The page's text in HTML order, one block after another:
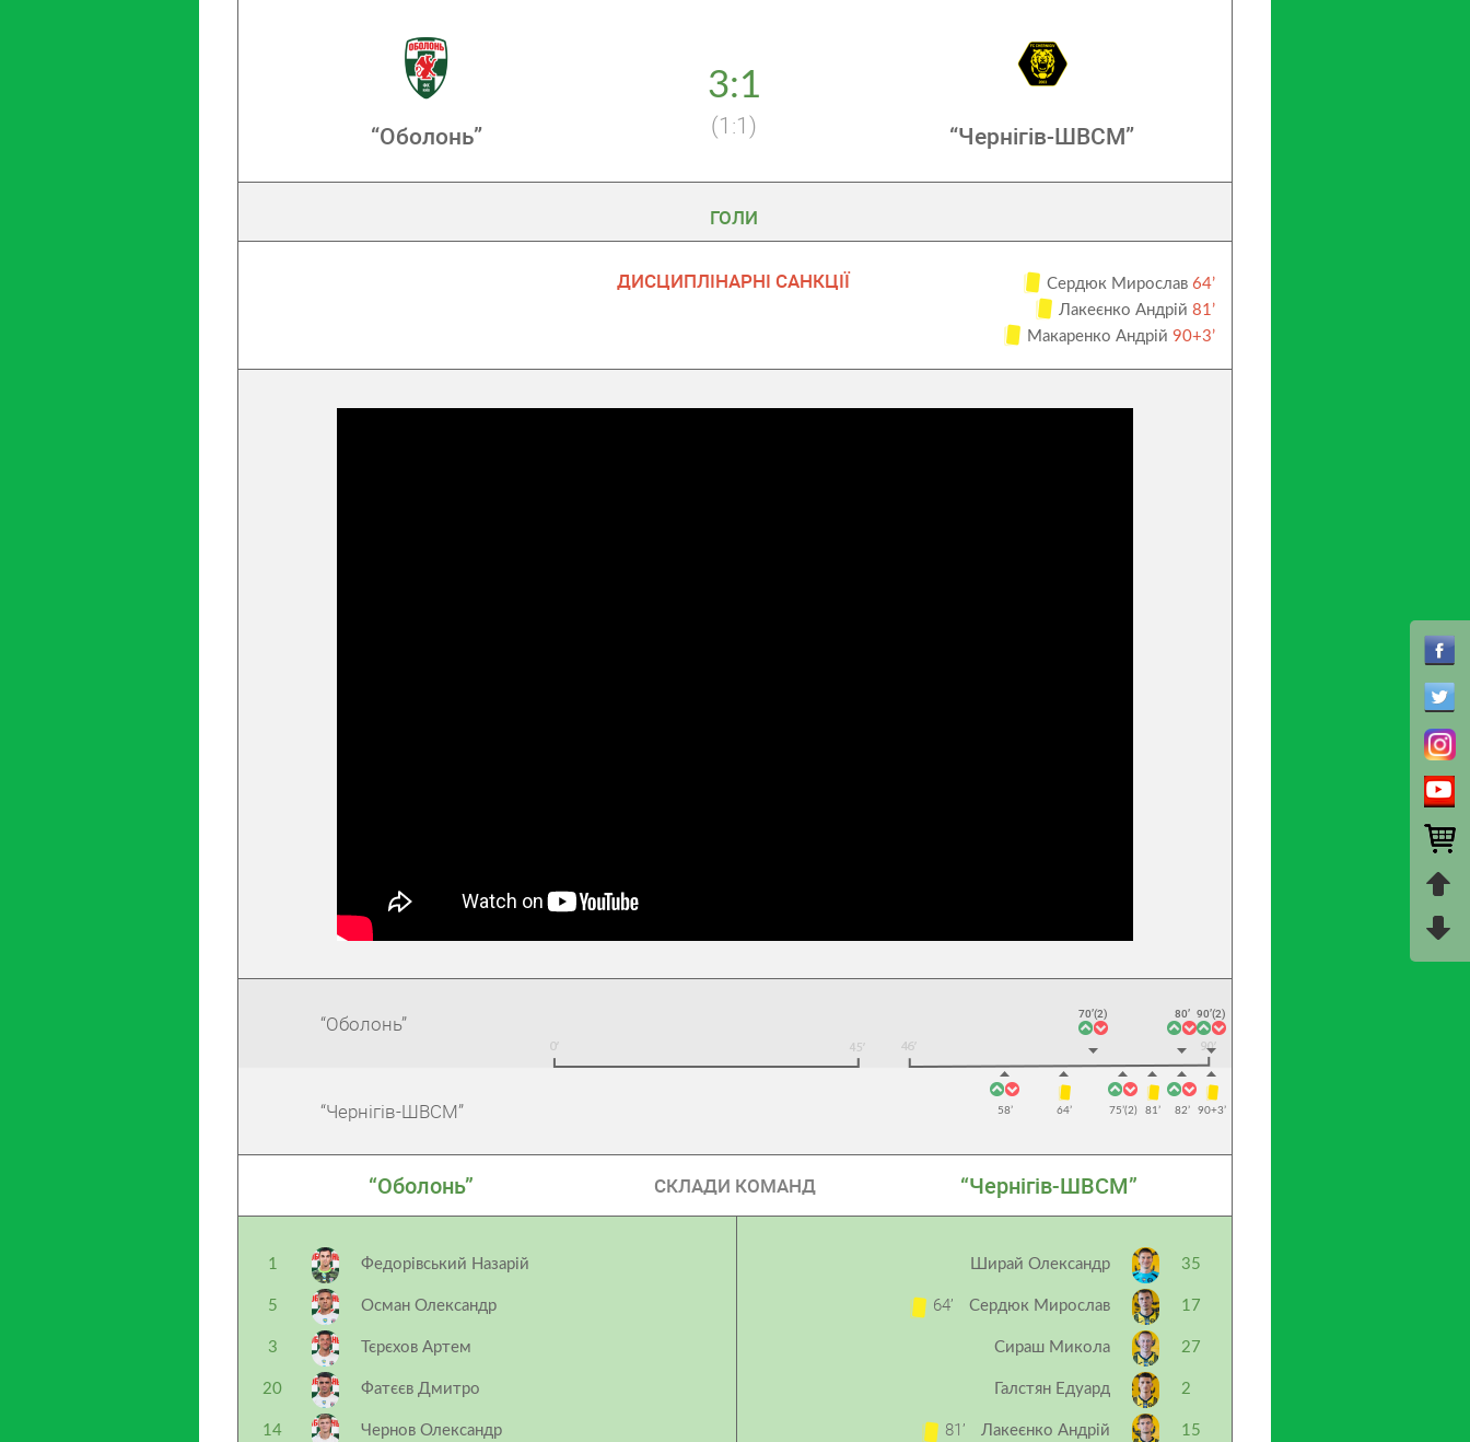
“Оболонь”
3:1
(1:1) “Чернігів-ШВСМ”
ГОЛИ
ДИСЦИПЛІНАРНІ САНКЦІЇ Сердюк Мирослав 64’
Лакеєнко Андрій 81’
Макаренко Андрій 90+3’
“Оболонь”
“Чернігів-ШВСМ”
70’(2) 80’ 90’(2)
58’ 64’ 75’(2) 81’ 82’ 90+3’
“Оболонь” СКЛАДИ КОМАНД “Чернігів-ШВСМ”
1 Федорівський Назарій Ширай Олександр 35
5 Осман Олександр 64’ Сердюк Мирослав 17
3 Тєрєхов Артем Сираш Микола 27
20 Фатєєв Дмитро Галстян Едуард 2
14 Чернов Олександр 81’ Лакеєнко Андрій 15